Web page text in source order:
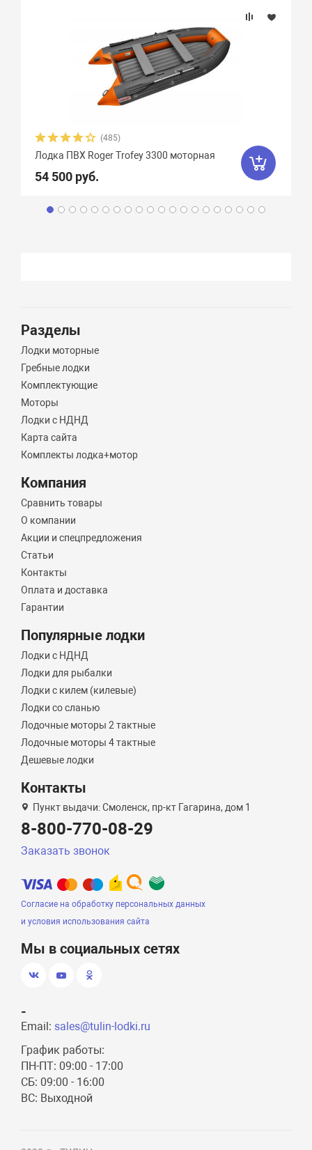
(485)
Лодка ПВХ Roger Trofey 3300 моторная
54 500 руб.
Разделы
Лодки моторные
Гребные лодки
Комплектующие
Моторы
Лодки с НДНД
Карта сайта
Комплекты лодка+мотор
Компания
Сравнить товары
О компании
Акции и спецпредложения
Статьи
Контакты
Оплата и доставка
Гарантии
Популярные лодки
Лодки с НДНД
Лодки для рыбалки
Лодки с килем (килевые)
Лодки со сланью
Лодочные моторы 2 тактные
Лодочные моторы 4 тактные
Дешевые лодки
Контакты
Пункт выдачи: Смоленск, пр-кт Гагарина, дом 1
8-800-770-08-29
Заказать звонок
Согласие на обработку персональных данных
и условия использования сайта
Мы в социальных сетях
-
Email: sales@tulin-lodki.ru
График работы:
ПН-ПТ: 09:00 - 17:00
СБ: 09:00 - 16:00
ВС: Выходной